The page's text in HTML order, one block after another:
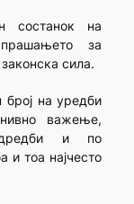
состанок на
за
сила.
на уредби
важење,
и по
и тоа најчесто